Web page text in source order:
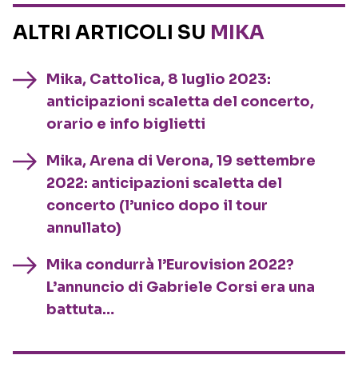
ALTRI ARTICOLI SU MIKA
Mika, Cattolica, 8 luglio 2023:
anticipazioni scaletta del concerto,
orario e info biglietti
Mika, Arena di Verona, 19 settembre
2022: anticipazioni scaletta del
concerto (l’unico dopo il tour
annullato)
Mika condurrà l’Eurovision 2022?
L’annuncio di Gabriele Corsi era una
battuta…